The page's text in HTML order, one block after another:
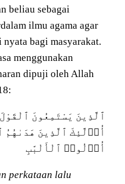
beliau sebagai
ilmu agama agar
bagi masyarakat.
menggunakan
dipuji oleh Allah
ٱلَّذِينَ يَسْتَمِعُونَ
أُو۟لَٰٓئِكَ ٱلَّذِينَ
أُو۟لُوا۟ ٱلْأَلْبَٰبِ
perkataan lalu